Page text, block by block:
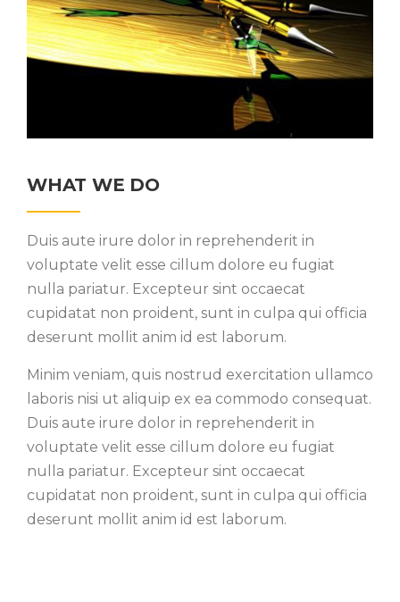
WHAT WE DO
Duis aute irure dolor in reprehenderit in
voluptate velit esse cillum dolore eu fugiat
nulla pariatur. Excepteur sint occaecat
cupidatat non proident, sunt in culpa qui officia
deserunt mollit anim id est laborum.
Minim veniam, quis nostrud exercitation ullamco
laboris nisi ut aliquip ex ea commodo consequat.
Duis aute irure dolor in reprehenderit in
voluptate velit esse cillum dolore eu fugiat
nulla pariatur. Excepteur sint occaecat
cupidatat non proident, sunt in culpa qui officia
deserunt mollit anim id est laborum.